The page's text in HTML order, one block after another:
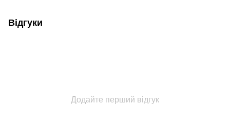
Відгуки
Додайте перший відгук